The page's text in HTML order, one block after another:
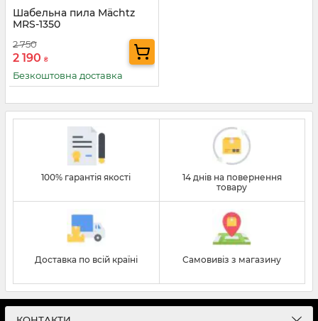
Шабельна пила Mächtz
MRS-1350
2 750
2 190 ₴
Безкоштовна доставка
100% гарантія якості
14 днів на повернення
товару
Доставка по всій країні Самовивіз з магазину